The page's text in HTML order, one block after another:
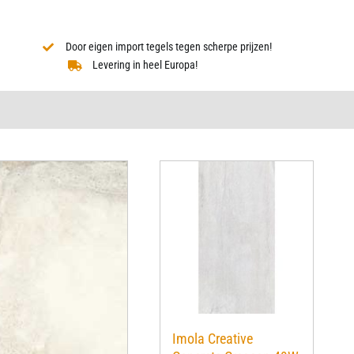
Door eigen import tegels tegen scherpe prijzen!
Levering in heel Europa!
Imola Creative